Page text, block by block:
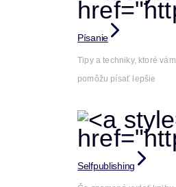
Písanie
Tipy a techniky, ktoré vám
pomôžu písať lepšie
Selfpublishing